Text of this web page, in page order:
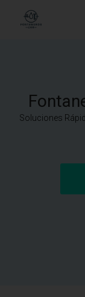
Soluciones